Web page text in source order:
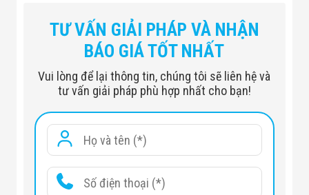
Chế độ bảo hành
24 tháng
Độ phân giải ghi hình
Ghi hình 12Mp
Độ phân giải hiển thị
Hiển thị HD1080P
HDMI, VGA, USB
Số lượng ổ cứng
Hỗ trợ hơn 8 ổ cứng
Hỗ trợ mạng
2 RJ-45 10/100/1000Mbps
Nguồn điện
AC 110V – 240V
Công suất (W)
Trên 45W (không ổ cứng)
TƯ VẤN GIẢI PHÁP VÀ NHẬN
BÁO GIÁ TỐT NHẤT
Vui lòng để lại thông tin, chúng tôi sẽ liên hệ và
tư vấn giải pháp phù hợp nhất cho bạn!